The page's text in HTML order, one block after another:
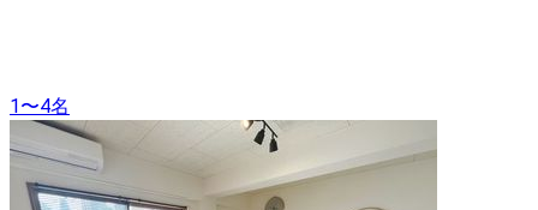
1〜4名